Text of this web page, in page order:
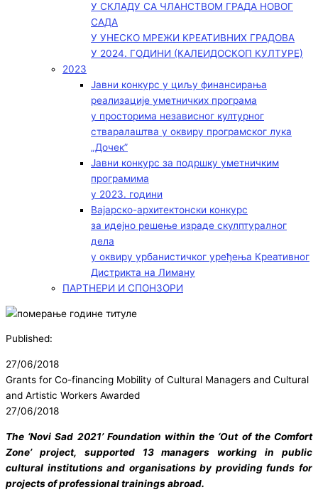
У СКЛАДУ СА ЧЛАНСТВОМ ГРАДА НОВОГ
САДА
У УНЕСКО МРЕЖИ КРЕАТИВНИХ ГРАДОВА
У 2024. ГОДИНИ (КАЛЕИДОСКОП КУЛТУРЕ)
2023
Јавни конкурс у циљу финансирања
реализације уметничких програма
у просторима независног културног
стваралаштва у оквиру програмског лука
„Дочек”
Јавни конкурс за подршку уметничким
програмима
у 2023. години
Вајарско-архитектонски конкурс
за идејно решење израде скулптуралног
дела
у оквиру урбанистичког уређења Креативног
Дистрикта на Лиману
ПАРТНЕРИ И СПОНЗОРИ
Published:
27/06/2018
Grants for Co-financing Mobility of Cultural Managers and Cultural
and Artistic Workers Awarded
27/06/2018
The ‘Novi Sad 2021’ Foundation within the ‘Out of the Comfort
Zone’ project, supported 13 managers working in public
cultural institutions and organisations by providing funds for
projects of professional trainings abroad.